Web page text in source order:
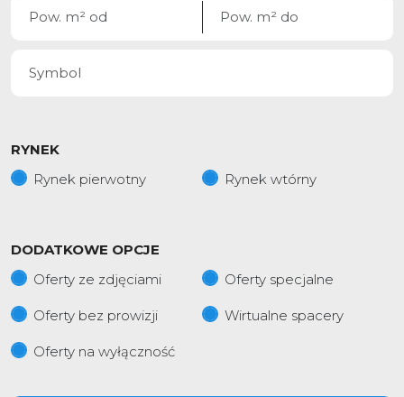
RYNEK
Rynek pierwotny
Rynek wtórny
DODATKOWE OPCJE
Oferty ze zdjęciami
Oferty specjalne
Oferty bez prowizji Wirtualne spacery
Oferty na wyłączność